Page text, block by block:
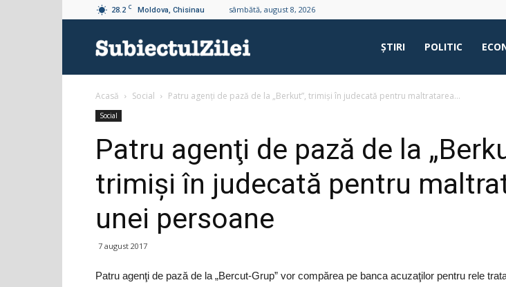
28.2 C Moldova, Chisinau sâmbătă, august 8, 2026
Zilei
ŞTIRI POLITIC
Acasă Social Patru agenţi de pază de la „Berkut”, trimişi în judecată pentru maltratarea...
Social
Patru agenţi de pază de la
trimişi în judecată pentru
unei persoane
7 august 2017
Patru agenţi de pază de la „Bercut-Grup” vor compărea pe banca acuzaţilor pentru rele